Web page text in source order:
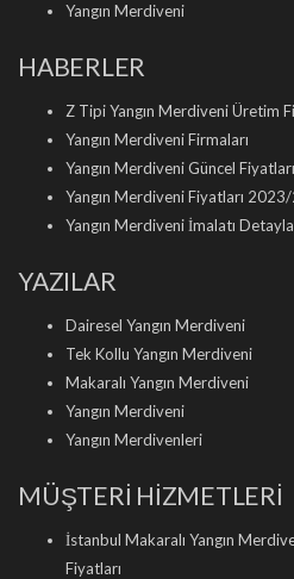
Yangın Merdiveni
HABERLER
Z Tipi Yangın Merdiveni Üretim
Yangın Merdiveni Firmaları
Yangın Merdiveni Güncel Fiyatları
Yangın Merdiveni Fiyatları
Yangın Merdiveni İmalatı
YAZILAR
Dairesel Yangın Merdiveni
Tek Kollu Yangın Merdiveni
Makaralı Yangın Merdiveni
Yangın Merdiveni
Yangın Merdivenleri
MÜŞTERİ HİZMETLERİ
İstanbul Makaralı Yangın
Fiyatları